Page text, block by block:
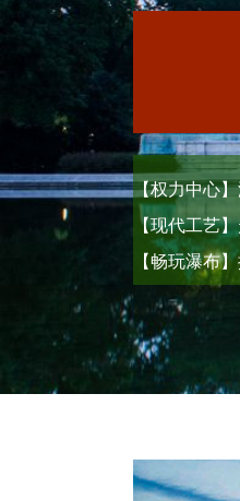
【权力中心
【现代工艺
【畅玩瀑布